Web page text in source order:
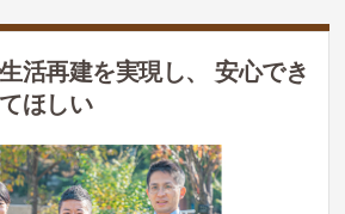
活再建を実現し、 安心でき
ほしい